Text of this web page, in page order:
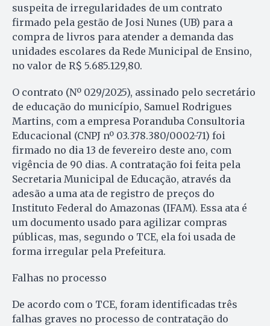
suspeita de irregularidades de um contrato
firmado pela gestão de Josi Nunes (UB) para a
compra de livros para atender a demanda das
unidades escolares da Rede Municipal de Ensino,
no valor de R$ 5.685.129,80.
O contrato (Nº 029/2025), assinado pelo secretário
de educação do município, Samuel Rodrigues
Martins, com a empresa Poranduba Consultoria
Educacional (CNPJ nº 03.378.380/0002-71) foi
firmado no dia 13 de fevereiro deste ano, com
vigência de 90 dias. A contratação foi feita pela
Secretaria Municipal de Educação, através da
adesão a uma ata de registro de preços do
Instituto Federal do Amazonas (IFAM). Essa ata é
um documento usado para agilizar compras
públicas, mas, segundo o TCE, ela foi usada de
forma irregular pela Prefeitura.
Falhas no processo
De acordo com o TCE, foram identificadas três
falhas graves no processo de contratação do